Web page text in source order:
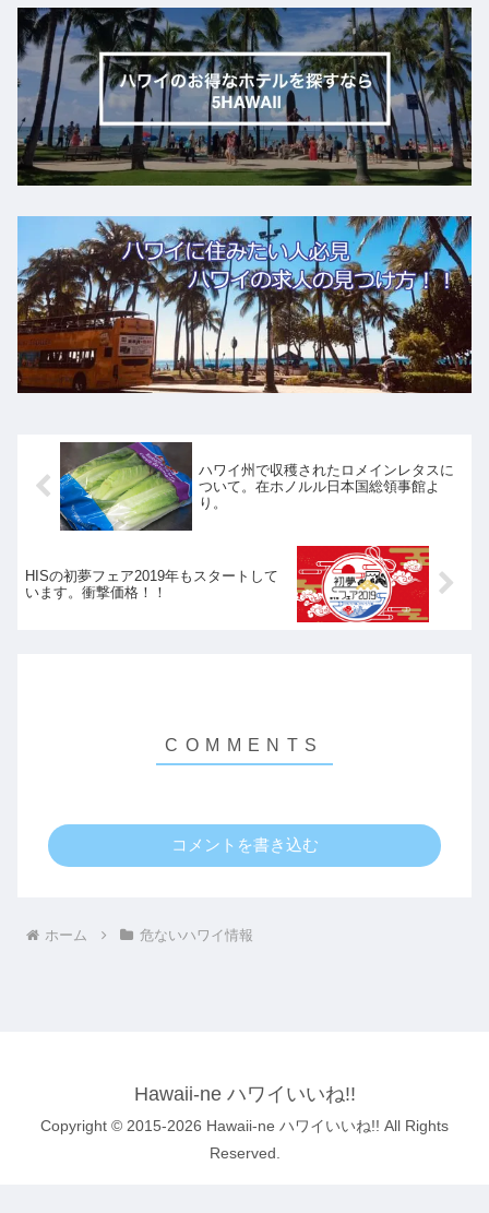
ハワイ州で収穫されたロメインレタスに
ついて。在ホノルル日本国総領事館よ
り。
HISの初夢フェア2019年もスタートして
います。衝撃価格！！
コメントを書き込む
ホーム 危ないハワイ情報
Hawaii-ne ハワイいいね!!
Copyright © 2015-2026 Hawaii-ne ハワイいいね!! All Rights
Reserved.